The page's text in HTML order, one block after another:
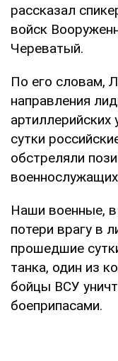
рассказал
войск
Череватый.
По его словам,
направления
сутки
обстреляли
Наши военные,
потери врагу в
прошедшие
танка, один из
бойцы ВСУ
боеприпасами.